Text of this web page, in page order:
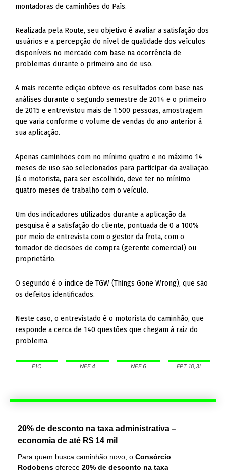
montadoras de caminhões do País.
Realizada pela Route, seu objetivo é avaliar a satisfação dos
usuários e a percepção do nível de qualidade dos veículos
disponíveis no mercado com base na ocorrência de
problemas durante o primeiro ano de uso.
A mais recente edição obteve os resultados com base nas
análises durante o segundo semestre de 2014 e o primeiro
de 2015 e entrevistou mais de 1.500 pessoas, amostragem
que varia conforme o volume de vendas do ano anterior à
sua aplicação.
Apenas caminhões com no mínimo quatro e no máximo 14
meses de uso são selecionados para participar da avaliação.
Já o motorista, para ser escolhido, deve ter no mínimo
quatro meses de trabalho com o veículo.
Um dos indicadores utilizados durante a aplicação da
pesquisa é a satisfação do cliente, pontuada de 0 a 100%
por meio de entrevista com o gestor da frota, com o
tomador de decisões de compra (gerente comercial) ou
proprietário.
O segundo é o índice de TGW (Things Gone Wrong), que são
os defeitos identificados.
Neste caso, o entrevistado é o motorista do caminhão, que
responde a cerca de 140 questões que chegam à raiz do
problema.
F1C NEF 4 NEF 6 FPT 10,3L
20% de desconto na taxa administrativa –
economia de até R$ 14 mil
Para quem busca caminhão novo, o Consórcio
Rodobens oferece 20% de desconto na taxa